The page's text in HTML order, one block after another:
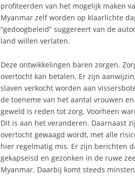
profiteerden van het mogelijk maken
Myanmar zelf worden op klaarlichte
“gedoogbeleid” suggereert van de
land willen verlaten.
Deze ontwikkelingen baren zorgen.
overtocht kan betalen. Er zijn
slaven verkocht worden aan
de toeneme van het aantal vrouwen
geweld is reden tot zorg. Voorheen
Dit is aan het veranderen. Daarnaast
overtocht gewaagd wordt, met alle
hier regelmatig mis. Er zijn berichten
gekapseisd en gezonken in de ruwe
Myanmar. Daarbij komt steeds